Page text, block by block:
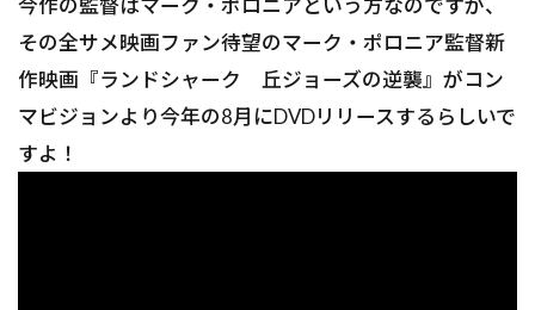
今作の監督はマーク・ポロニアという方なのですが、
その全サメ映画ファン待望のマーク・ポロニア監督新
作映画『ランドシャーク 丘ジョーズの逆襲』がコン
マビジョンより今年の8月にDVDリリースするらしいで
すよ！